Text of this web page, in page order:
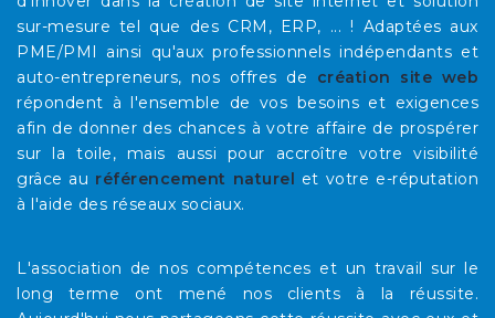
sur-mesure tel que des CRM, ERP, ... ! Adaptées aux
PME/PMI ainsi qu'aux professionnels indépendants et
auto-entrepreneurs, nos offres de création site web
répondent à l'ensemble de vos besoins et exigences
afin de donner des chances à votre affaire de prospérer
sur la toile, mais aussi pour accroître votre visibilité
grâce au référencement naturel et votre e-réputation
à l'aide des réseaux sociaux.
L'association de nos compétences et un travail sur le
long terme ont mené nos clients à la réussite.